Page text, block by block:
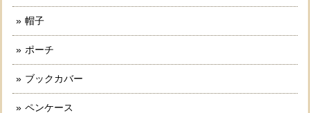
帽子
ポーチ
ブックカバー
ペンケース